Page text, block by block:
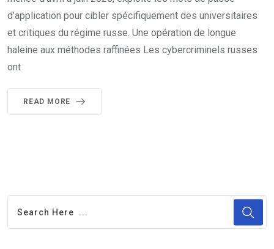
d’application pour cibler spécifiquement des universitaires
et critiques du régime russe. Une opération de longue
haleine aux méthodes raffinées Les cybercriminels russes
ont
READ MORE